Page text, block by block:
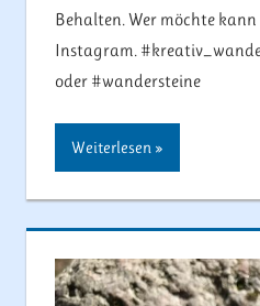
Behalten. Wer möchte
Instagram.
oder #wandersteine
Weiterlesen